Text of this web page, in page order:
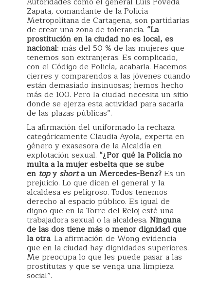
Zapata, comandante de la Policía
Metropolitana de Cartagena, son partidarias
de crear una zona de tolerancia. “La
prostitución en la ciudad no es local, es
nacional: más del 50 % de las mujeres que
tenemos son extranjeras. Es complicado,
con el Código de Policía, acabarla. Hacemos
cierres y comparendos a las jóvenes cuando
están demasiado insinuosas; hemos hecho
más de 100. Pero la ciudad necesita un sitio
donde se ejerza esta actividad para sacarla
de las plazas públicas”.
La afirmación del uniformado la rechaza
categóricamente Claudia Ayola, experta en
género y exasesora de la Alcaldía en
explotación sexual. “¿Por qué la Policía no
multa a la mujer esbelta que se sube
en topyshorta un Mercedes-Benz?Es un
prejuicio. Lo que dicen el general y la
alcaldesa es peligroso. Todos tenemos
derecho al espacio público. Es igual de
digno que en la Torre del Reloj esté una
trabajadora sexual o la alcaldesa. Ninguna
de las dos tiene más o menor dignidad que
la otra. La afirmación de Wong evidencia
que en la ciudad hay dignidades superiores.
Me preocupa lo que les puede pasar a las
prostitutas y que se venga una limpieza
social”.